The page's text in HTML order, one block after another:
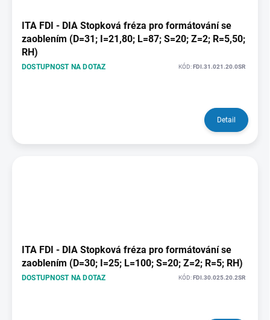
ITA FDI - DIA Stopková fréza pro formátování se
zaoblením (D=31; I=21,80; L=87; S=20; Z=2; R=5,50;
RH)
DOSTUPNOST NA DOTAZ KÓD:FDI.31.021.20.0SR
Detail
ITA FDI - DIA Stopková fréza pro formátování se
zaoblením (D=30; I=25; L=100; S=20; Z=2; R=5; RH)
DOSTUPNOST NA DOTAZ KÓD:FDI.30.025.20.2SR